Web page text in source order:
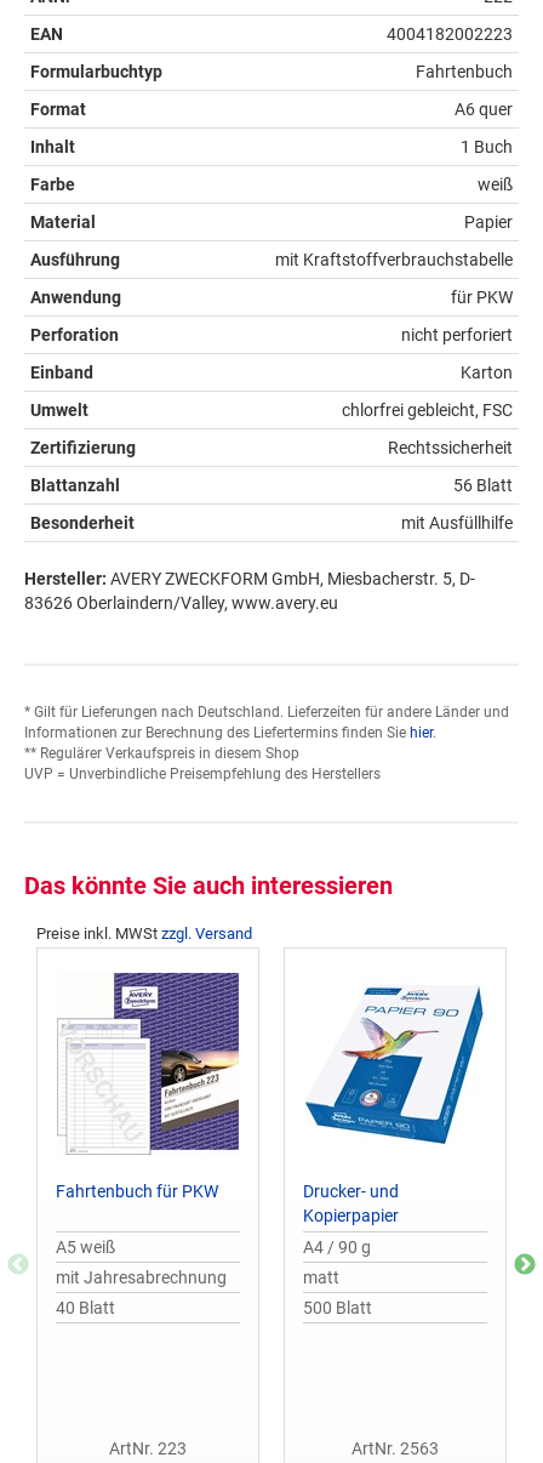
EAN
4004182002223
Formularbuchtyp
Fahrtenbuch
Format
A6 quer
Inhalt
1 Buch
Farbe
weiß
Material
Papier
Ausführung
mit Kraftstoffverbrauchstabelle
Anwendung
für PKW
Perforation
nicht perforiert
Einband
Karton
Umwelt
chlorfrei gebleicht, FSC
Zertifizierung
Rechtssicherheit
Blattanzahl
56 Blatt
Besonderheit
mit Ausfüllhilfe
Hersteller: AVERY ZWECKFORM GmbH, Miesbacherstr. 5, D-
83626 Oberlaindern/Valley, www.avery.eu
* Gilt für Lieferungen nach Deutschland. Lieferzeiten für andere Länder und
Informationen zur Berechnung des Liefertermins finden Sie hier.
** Regulärer Verkaufspreis in diesem Shop
UVP = Unverbindliche Preisempfehlung des Herstellers
Das könnte Sie auch interessieren
Preise inkl. MWSt zzgl. Versand
Fahrtenbuch für PKW
A5 weiß
mit Jahresabrechnung
40 Blatt
ArtNr. 223
Drucker- und
Kopierpapier
A4 / 90 g
matt
500 Blatt
ArtNr. 2563